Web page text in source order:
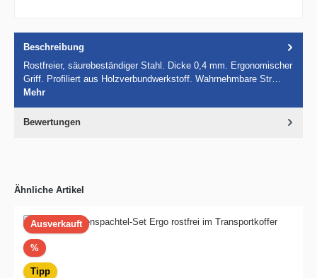
Beschreibung
Rostfreier, säurebeständiger Stahl. Dicke 0,4 mm. Ergonomischer
Griff. Profiliert aus Holzverbundwerkstoff. Wahrnehmbare Str…
Mehr
Bewertungen
Ähnliche Artikel
Ausverkauft
%Rabatt
Tipp